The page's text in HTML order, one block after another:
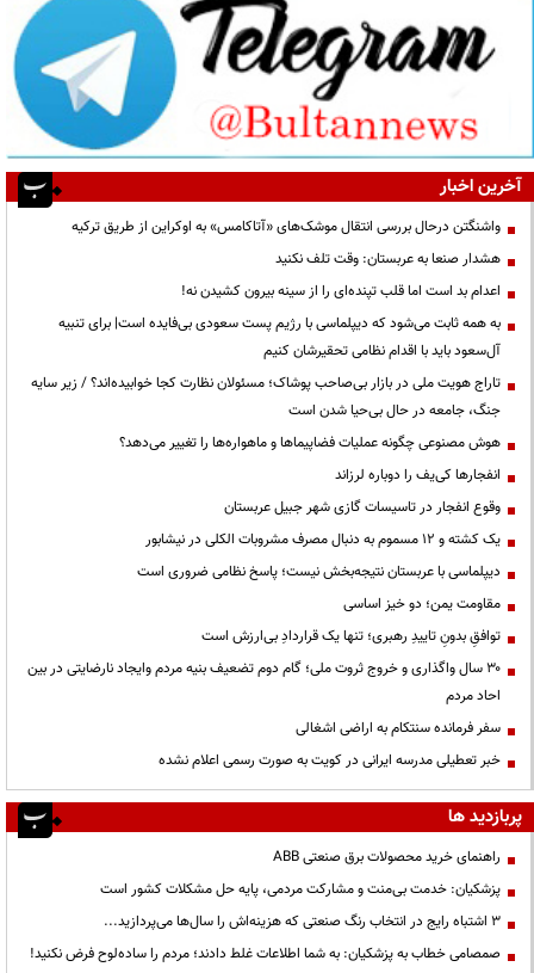
آخرین اخبار
واشنگتن درحال بررسی انتقال موشک‌های «آتاکامس» به اوکراین از طریق ترکیه
هشدار صنعا به عربستان: وقت تلف نکنید
اعدام بد است اما قلب تپنده‌ای را از سینه بیرون کشیدن نه!
به همه ثابت می‌شود که دیپلماسی با رژیم پست سعودی بی‌فایده است| برای تنبیه
آل‌سعود باید با اقدام نظامی تحقیرشان کنیم
تاراج هویت ملی در بازار بی‌صاحب پوشاک؛ مسئولان نظارت کجا خوابیده‌اند؟ / زیر سایه
جنگ، جامعه در حال بی‌حیا شدن است
هوش مصنوعی چگونه عملیات فضاپیماها و ماهواره‌ها را تغییر می‌دهد؟
انفجارها کی‌یف را دوباره لرزاند
وقوع انفجار در تاسیسات گازی شهر جبیل عربستان
یک کشته و ۱۲ مسموم به دنبال مصرف مشروبات الکلی در نیشابور
دیپلماسی با عربستان نتیجه‌بخش نیست؛ پاسخ نظامی ضروری است
مقاومت یمن؛ دو خیز اساسی
توافقِ بدونِ تاییدِ رهبری؛ تنها یک قراردادِ بی‌ارزش است
۳۰ سال واگذاری و خروج ثروت ملی؛ گام دوم تضعیف بنیه مردم وایجاد نارضایتی در بین
احاد مردم
سفر فرمانده سنتکام به اراضی اشغالی
خبر تعطیلی مدرسه ایرانی در کویت به صورت رسمی اعلام نشده
پربازدید ها
راهنمای خرید محصولات برق صنعتی ABB
پزشکیان: خدمت بی‌منت و مشارکت مردمی، پایه حل مشکلات کشور است
3 اشتباه رایج در انتخاب رنگ صنعتی که هزینه‌اش را سال‌ها می‌پردازید...
صمصامی خطاب به پزشکیان: به شما اطلاعات غلط دادند؛ مردم را ساده‌لوح فرض نکنید!